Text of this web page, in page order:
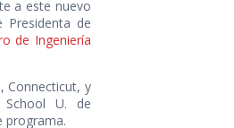
a este nuevo
Presidenta de
de Ingeniería
Connecticut, y
School U. de
programa.